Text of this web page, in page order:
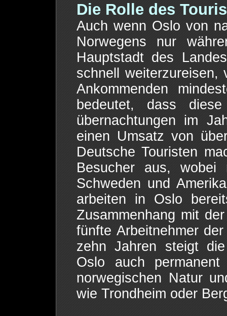
Die Rolle des
Auch wenn Oslo von
Norwegens nur
Hauptstadt des
schnell weiterzureisen,
Ankommenden
bedeutet, dass
übernachtungen im
einen Umsatz von
Deutsche Touristen
Besucher aus,
Schweden und
arbeiten in Oslo
Zusammenhang mit
fünfte Arbeitnehmer
zehn Jahren steigt
Oslo auch
norwegischen Natur
wie Trondheim oder